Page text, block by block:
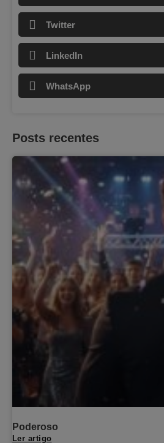
Twitter
LinkedIn
WhatsApp
Posts recentes
Poderoso
Ler artigo